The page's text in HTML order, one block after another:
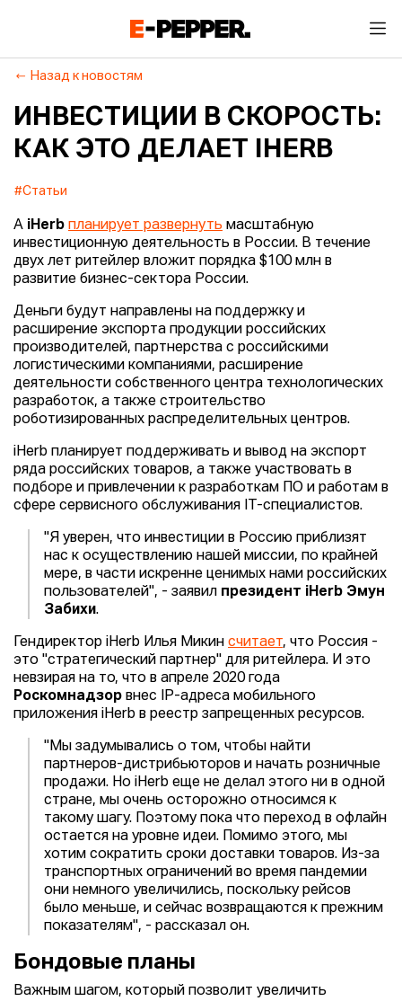
Назад к новостям
ИНВЕСТИЦИИ В СКОРОСТЬ:
КАК ЭТО ДЕЛАЕТ IHERB
#Статьи
А iHerb планирует развернуть масштабную
инвестиционную деятельность в России. В течение
двух лет ритейлер вложит порядка $100 млн в
развитие бизнес-сектора России.
Деньги будут направлены на поддержку и
расширение экспорта продукции российских
производителей, партнерства с российскими
логистическими компаниями, расширение
деятельности собственного центра технологических
разработок, а также строительство
роботизированных распределительных центров.
iHerb планирует поддерживать и вывод на экспорт
ряда российских товаров, а также участвовать в
подборе и привлечении к разработкам ПО и работам в
сфере сервисного обслуживания IT-специалистов.
"Я уверен, что инвестиции в Россию приблизят
нас к осуществлению нашей миссии, по крайней
мере, в части искренне ценимых нами российских
пользователей", - заявил президент iHerb Эмун
Забихи.
Гендиректор iHerb Илья Микин считает, что Россия -
это "стратегический партнер" для ритейлера. И это
невзирая на то, что в апреле 2020 года
Роскомнадзор внес IP-адреса мобильного
приложения iHerb в реестр запрещенных ресурсов.
"Мы задумывались о том, чтобы найти
партнеров-дистрибьюторов и начать розничные
продажи. Но iHerb еще не делал этого ни в одной
стране, мы очень осторожно относимся к
такому шагу. Поэтому пока что переход в офлайн
остается на уровне идеи. Помимо этого, мы
хотим сократить сроки доставки товаров. Из-за
транспортных ограничений во время пандемии
они немного увеличились, поскольку рейсов
было меньше, и сейчас возвращаются к прежним
показателям", - рассказал он.
Бондовые планы
Важным шагом, который позволит увеличить